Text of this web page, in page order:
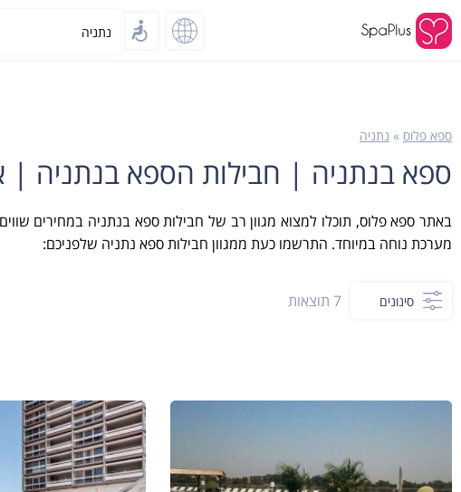
ספא פלוס » נתניה
ספא בנתניה | חבילות הספא בנתניה |
באתר ספא פלוס, תוכלו למצוא מגוון רב של חבילות ספא בנתניה במחירים
מערכת נוחה במיוחד. התרשמו כעת ממגוון חבילות ספא נתניה שלפניכם:
סינונים 7 תוצאות